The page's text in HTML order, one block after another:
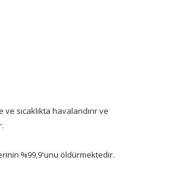
sıcaklıkta havalandırır ve
%99,9'unu öldürmektedir.